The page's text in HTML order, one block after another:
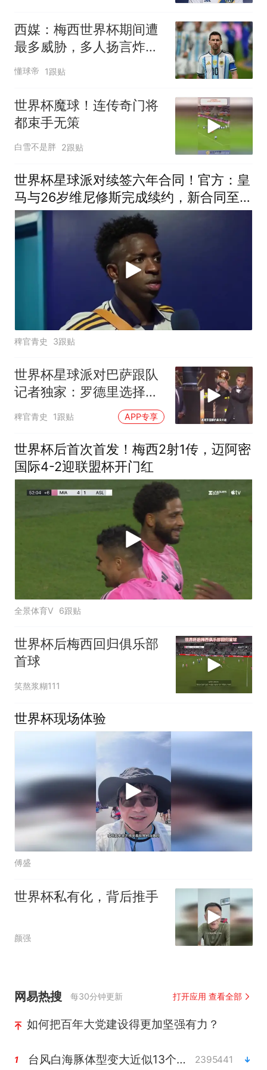
西媒：梅西世界杯期间遭
最多威胁，多人扬言炸弹
袭击
懂球帝 1跟贴
世界杯魔球！连传奇门将
都束手无策
白雪不是胖 2跟贴
世界杯星球派对续签六年合同！官方：皇
马与26岁维尼修斯完成续约，新合同至
2032年！维尼修斯续约
稗官青史 3跟贴
世界杯星球派对巴萨跟队
记者独家：罗德里选择加
盟巴萨，球员同意弗里克
的计划！罗德里或转会巴
萨
稗官青史 1跟贴 APP专享
世界杯后首次首发！梅西2射1传，迈阿密
国际4-2迎联盟杯开门红
全景体育V 6跟贴
世界杯后梅西回归俱乐部
首球
笑熬浆糊111
世界杯现场体验
傅盛
世界杯私有化，背后推手
颜强
网易热搜 每30分钟更新 打开应用 查看全部
如何把百年大党建设得更加坚强有力？
1 台风白海豚体型变大近似13个浙江面积 2395441